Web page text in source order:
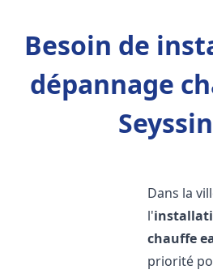
Besoin de
dépannage
Dans la
l'
chauffe
priorité